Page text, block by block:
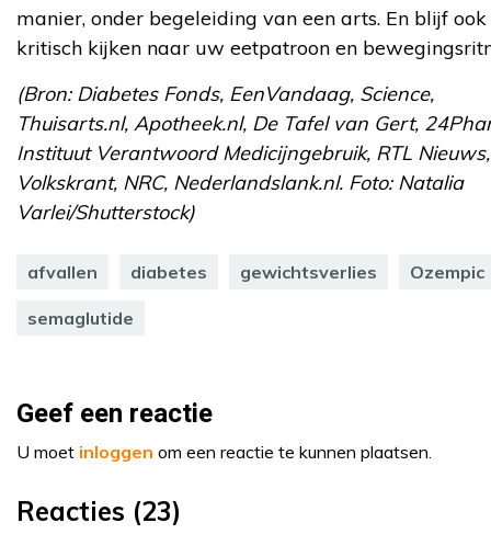
manier, onder begeleiding van een arts. En blijf ook
kritisch kijken naar uw eetpatroon en
(Bron: Diabetes Fonds, EenVandaag, Science,
Thuisarts.nl, Apotheek.nl, De Tafel van Gert,
Instituut Verantwoord Medicijngebruik, RTL
Volkskrant, NRC, Nederlandslank.nl. Foto: Natalia
Varlei/Shutterstock)
afvallen diabetes gewichtsverlies Ozempic
semaglutide
Geef een reactie
U moet inloggen om een reactie te kunnen plaatsen.
Reacties (23)